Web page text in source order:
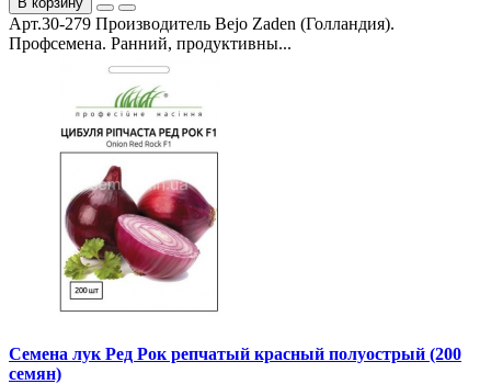
Арт.30-279 Производитель Bejo Zaden (Голландия).
Профсемена. Ранний, продуктивны...
Семена лук Ред Рок репчатый красный полуострый (200
семян)